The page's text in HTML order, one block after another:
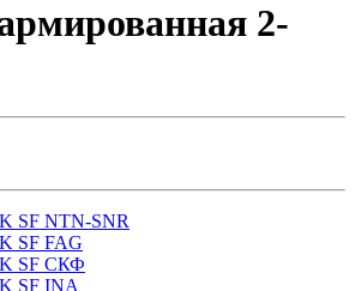
2-
NTN-SNR
FAG
СКФ
INA